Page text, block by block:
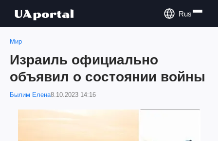
Rus
Мир
Израиль официально
объявил о состоянии войны
Былим Елена8.10.2023 14:16